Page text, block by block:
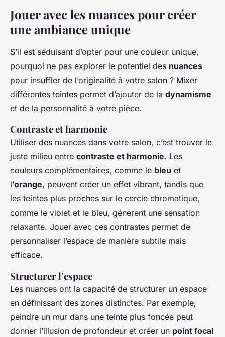
Jouer avec les nuances pour créer
une ambiance unique
S’il est séduisant d’opter pour une couleur unique,
pourquoi ne pas explorer le potentiel des nuances
pour insuffler de l’originalité à votre salon ? Mixer
différentes teintes permet d’ajouter de la dynamisme
et de la personnalité à votre pièce.
Contraste et harmonie
Utiliser des nuances dans votre salon, c’est trouver le
juste milieu entre contraste et harmonie. Les
couleurs complémentaires, comme le bleu et
l’orange, peuvent créer un effet vibrant, tandis que
les teintes plus proches sur le cercle chromatique,
comme le violet et le bleu, génèrent une sensation
relaxante. Jouer avec ces contrastes permet de
personnaliser l’espace de manière subtile mais
efficace.
Structurer l’espace
Les nuances ont la capacité de structurer un espace
en définissant des zones distinctes. Par exemple,
peindre un mur dans une teinte plus foncée peut
donner l’illusion de profondeur et créer un point focal